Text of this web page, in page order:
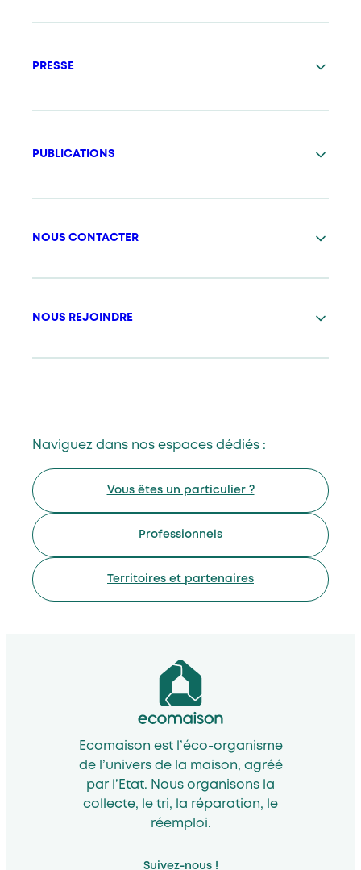
PRESSE
PUBLICATIONS
NOUS CONTACTER
NOUS REJOINDRE
Naviguez dans nos espaces dédiés :
Vous êtes un particulier ?
Professionnels
Territoires et partenaires
Ecomaison est l’éco-organisme
de l’univers de la maison, agréé
par l’Etat. Nous organisons la
collecte, le tri, la réparation, le
réemploi.
Suivez-nous !